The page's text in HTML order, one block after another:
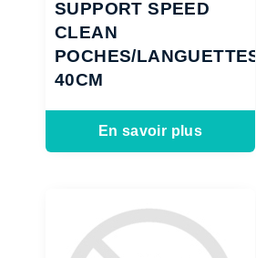
SUPPORT SPEED
CLEAN
POCHES/LANGUETTES
40CM
En savoir plus